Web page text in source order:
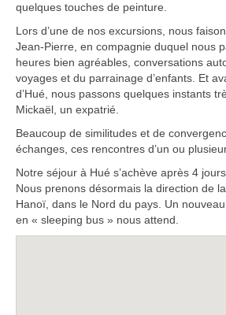
quelques touches de peinture.
Lors d’une de nos excursions, nous
Jean-Pierre, en compagnie duquel nous
heures bien agréables, conversations
voyages et du parrainage d’enfants. Et
d’Hué, nous passons quelques instants
Mickaël, un expatrié.
Beaucoup de similitudes et de
échanges, ces rencontres d’un ou
Notre séjour à Hué s’achève après 4
Nous prenons désormais la direction de
Hanoï, dans le Nord du pays. Un
en « sleeping bus » nous attend.